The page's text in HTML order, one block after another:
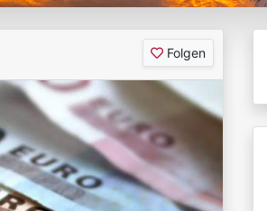
Folgen